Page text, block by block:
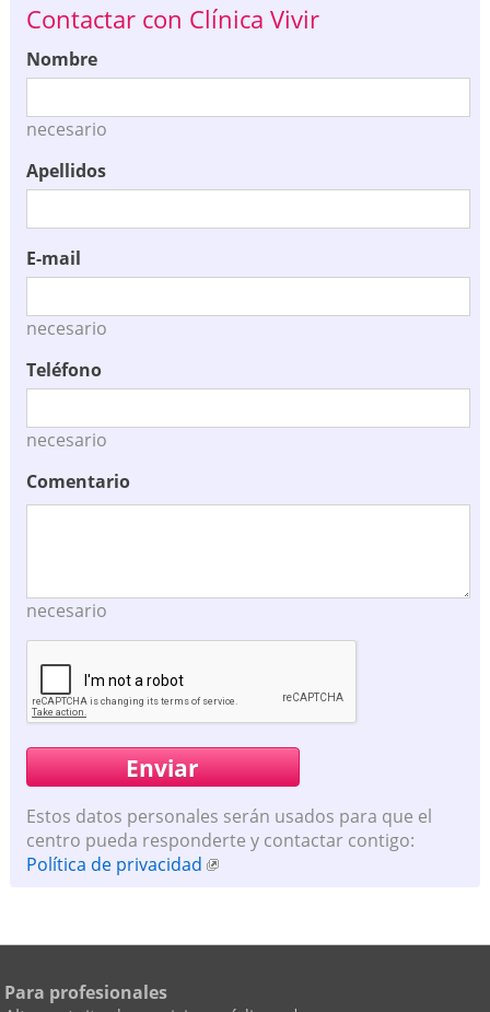
Contactar con Clínica Vivir
Nombre
necesario
Apellidos
E-mail
necesario
Teléfono
necesario
Comentario
necesario
Estos datos personales serán usados para que el
centro pueda responderte y contactar contigo:
Política de privacidad
Para profesionales